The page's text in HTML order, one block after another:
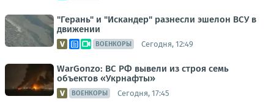
"Герань" и "Искандер" разнесли эшелон ВСУ в
движении
ВОЕНКОРЫ Сегодня, 12:49
WarGonzo: ВС РФ вывели из строя семь
объектов «Укрнафты»
ВОЕНКОРЫ Сегодня, 17:45